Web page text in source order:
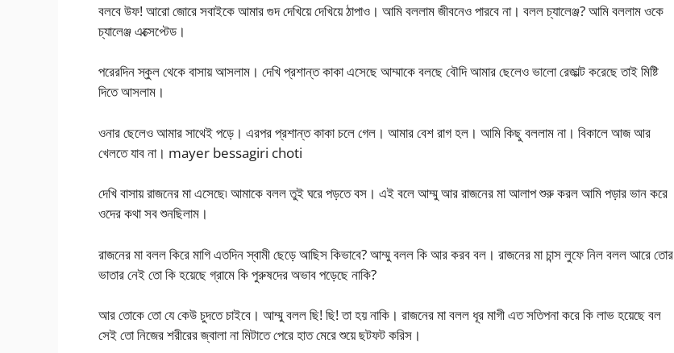
বলবে উফ! আরো জোরে সবাইকে আমার গুদ দেখিয়ে দেখিয়ে ঠাপাও। আমি বললাম জীবনেও পারবে না। বলল চ্যালেঞ্জ? আমি বললাম ওকে
চ্যালেঞ্জ এক্সেপ্টেড।
পরেরদিন স্কুল থেকে বাসায় আসলাম। দেখি প্রশান্ত কাকা এসেছে আম্মাকে বলছে বৌদি আমার ছেলেও ভালো রেজাল্ট করেছে তাই মিষ্টি
দিতে আসলাম।
ওনার ছেলেও আমার সাথেই পড়ে। এরপর প্রশান্ত কাকা চলে গেল। আমার বেশ রাগ হল। আমি কিছু বললাম না। বিকালে আজ আর
খেলতে যাব না। mayer bessagiri choti
দেখি বাসায় রাজনের মা এসেছে৷ আমাকে বলল তুই ঘরে পড়তে বস। এই বলে আম্মু আর রাজনের মা আলাপ শুরু করল আমি পড়ার ভান করে
ওদের কথা সব শুনছিলাম।
রাজনের মা বলল কিরে মাগি এতদিন স্বামী ছেড়ে আছিস কিভাবে? আম্মু বলল কি আর করব বল। রাজনের মা চান্স লুফে নিল বলল আরে তোর
ভাতার নেই তো কি হয়েছে গ্রামে কি পুরুষদের অভাব পড়েছে নাকি?
আর তোকে তো যে কেউ চুদতে চাইবে। আম্মু বলল ছি! ছি! তা হয় নাকি। রাজনের মা বলল ধূর মাগী এত সতিপনা করে কি লাভ হয়েছে বল
সেই তো নিজের শরীরের জ্বালা না মিটাতে পেরে হাত মেরে শুয়ে ছটফট করিস।